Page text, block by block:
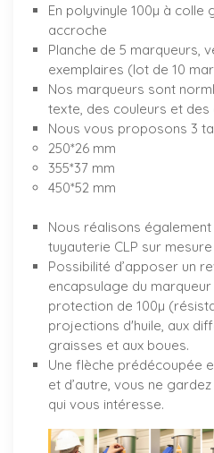
En polyvinyle 100µ à colle
accroche
Planche de 5 marqueurs,
exemplaires (lot de 10
Nos marqueurs sont
texte, des couleurs et des
Nous vous proposons 3
250*26 mm
355*37 mm
450*52 mm
Nous réalisons
tuyauterie CLP sur mesure
Possibilité d’apposer un
encapsulage du
protection de 100µ
projections d'huile, aux
graisses et aux boues.
Une flèche prédécoupée
et d’autre, vous ne
qui vous intéresse.